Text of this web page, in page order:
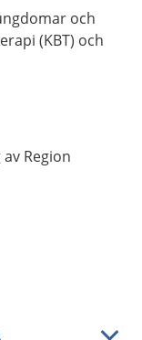
och
(KBT) och
Region